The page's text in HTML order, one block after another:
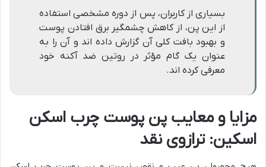
بسیاری از کاربران، پس از دوره مشخصی استفاده
از این پن، از کاهش چشمگیر برق افتادن پوست
و بهبود بافت کلی آن گزارش داده اند و آن را به
عنوان یک گام مؤثر در روتین ضد آکنه خود
معرفی کرده اند.
مزایا و معایب پن پوست چرب اسکن
اسکین: ترازوی نقد